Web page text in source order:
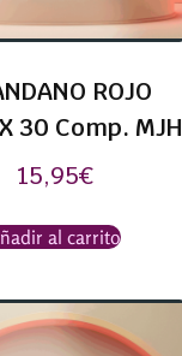
ROJO
30 Comp. MJH
15,95€
al carrito